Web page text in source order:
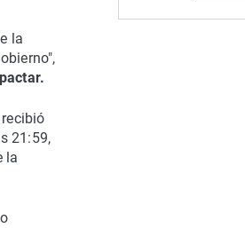
la
21:59,
la